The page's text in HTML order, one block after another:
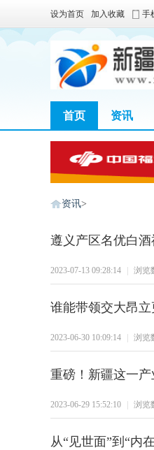
设为首页 加入收藏 手
首页 资讯
区块链
疆
>
资讯
遵义产区名优白
2023-07-13 09:28:14 浏览
谁能带领交大昂
2023-06-30 10:09:14 浏览
重磅！新疆这一
2023-06-29 15:52:10 浏览
从“见世面”到“内